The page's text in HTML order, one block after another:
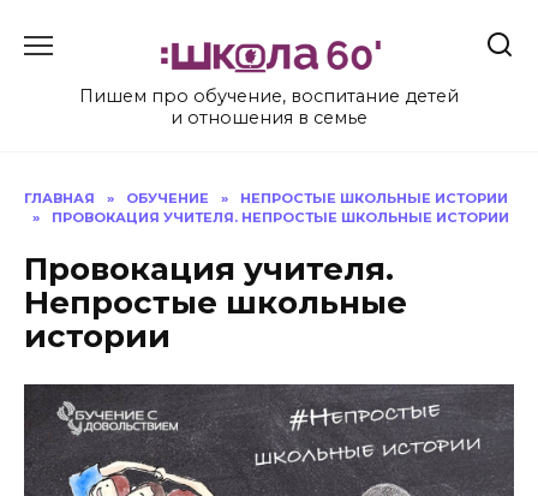
Пишем про обучение, воспитание детей
и отношения в семье
ГЛАВНАЯ » ОБУЧЕНИЕ »
НЕПРОСТЫЕ ШКОЛЬНЫЕ ИСТОРИИ
»
ПРОВОКАЦИЯ УЧИТЕЛЯ. НЕПРОСТЫЕ ШКОЛЬНЫЕ ИСТОРИИ
Провокация учителя.
Непростые школьные
истории